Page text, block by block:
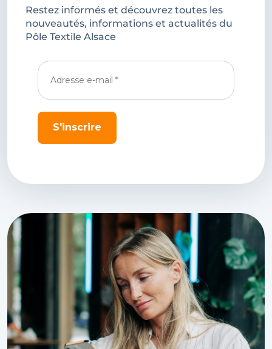
Restez informés et découvrez toutes les
nouveautés, informations et actualités du
Pôle Textile Alsace